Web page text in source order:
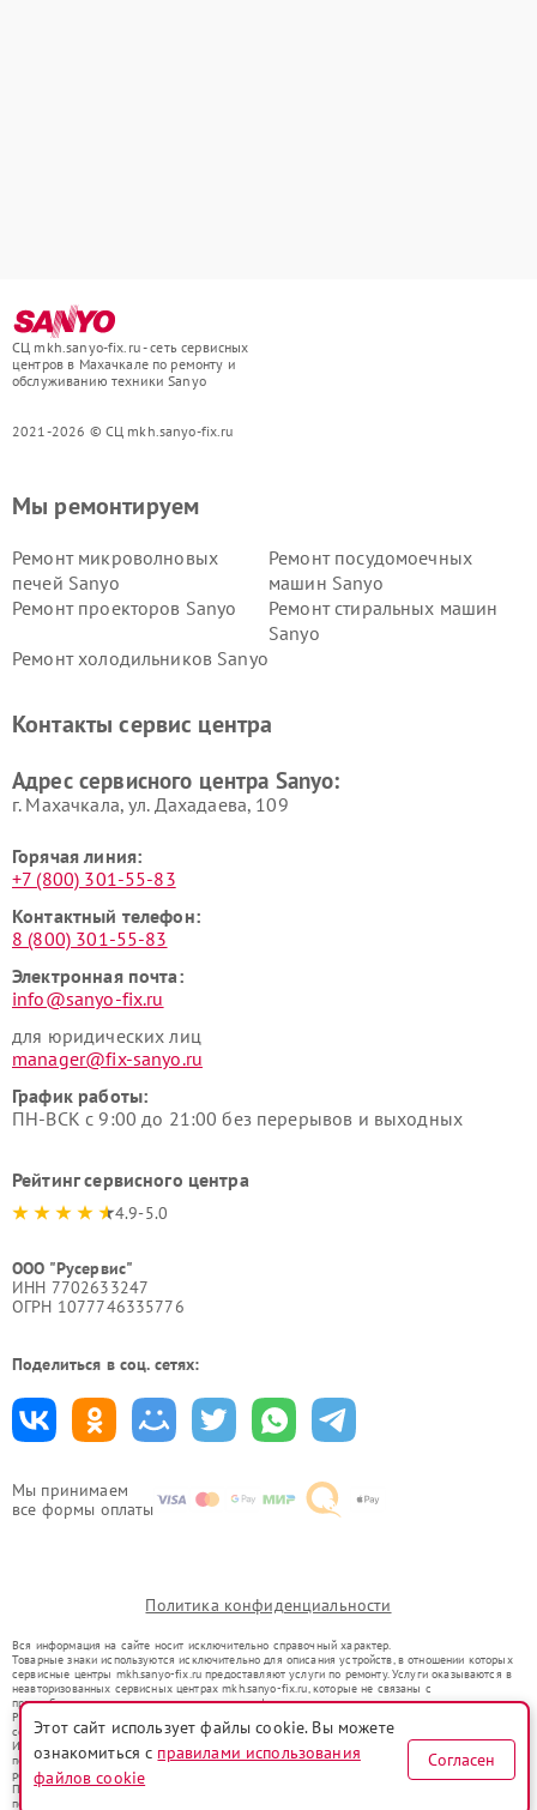
СЦ mkh.sanyo-fix.ru - сеть сервисных
центров в Махачкале по ремонту и
обслуживанию техники Sanyo
2021-2026 © СЦ mkh.sanyo-fix.ru
Мы принимаем
все формы оплаты
Мы ремонтируем
Ремонт микроволновых
печей Sanyo
Ремонт посудомоечных
машин Sanyo
Ремонт проекторов Sanyo
Ремонт стиральных машин
Sanyo
Ремонт холодильников Sanyo
Контакты сервис центра
Адрес сервисного центра Sanyo:
г. Махачкала, ул. Дахадаева, 109
Горячая линия:
+7 (800) 301-55-83
Контактный телефон:
8 (800) 301-55-83
Электронная почта:
info@sanyo-fix.ru
для юридических лиц
manager@fix-sanyo.ru
График работы:
ПН-ВСК с 9:00 до 21:00 без перерывов и выходных
Рейтинг сервисного центра
4.9-5.0
ООО "Русервис"
ИНН 7702633247
ОГРН 1077746335776
Поделиться в соц. сетях:
Политика конфиденциальности
Вся информация на сайте носит исключительно справочный характер.
Товарные знаки используются исключительно для описания устройств, в отношении которых
сервисные центры mkh.sanyo-fix.ru предоставляют услуги по ремонту. Услуги оказываются в
неавторизованных сервисных центрах mkh.sanyo-fix.ru, которые не связаны с
правообладателями товарных знаков или их официальными представителями.
Ремонт осуществляется для устройств, уже введенных в гражданский оборот в соответствии
со статьей 1487 ГК РФ.
Использование товарных знаков не преследует цели индивидуализации услуг или введения
потребителей в заблуждение, а служит для информирования о предоставляемых услугах по
ремонту техники указанных брендов.
Представленная на сайте информация не является публичной офертой, определяемой
положениями Статьи 437(2) Гражданского кодекса РФ
Этот сайт использует файлы cookie. Вы можете
ознакомиться с правилами использования
файлов cookie
Согласен